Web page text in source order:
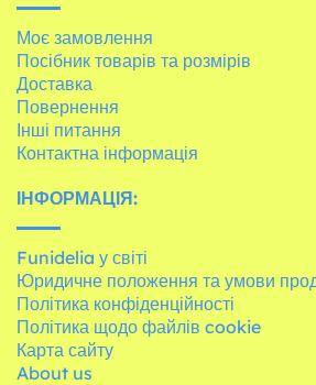
Моє замовлення
Посібник товарів та розмірів
Доставка
Повернення
Інші питання
Контактна інформація
ІНФОРМАЦІЯ:
Funidelia у світі
Юридичне положення та умови
Політика конфіденційності
Політика щодо файлів cookie
Карта сайту
About us